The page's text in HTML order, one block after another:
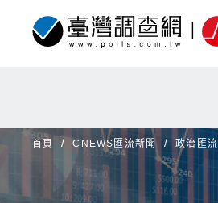
首頁 CNEWS匯流新聞 政治匯流